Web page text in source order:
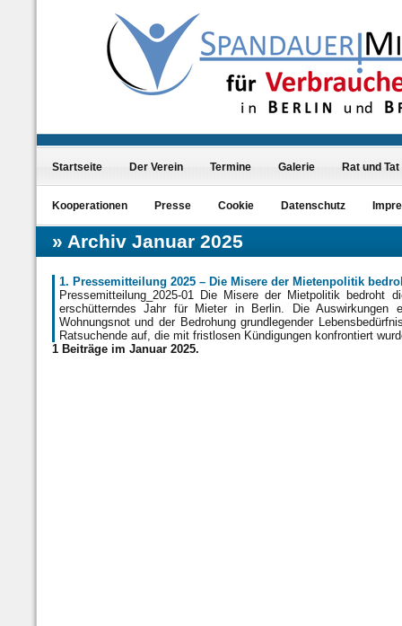
Startseite Der Verein Termine Galerie Rat und Tat
Kooperationen Presse Cookie Datenschutz
Archiv Januar 2025
1. Pressemitteilung 2025 – Die Misere der Mietenpolitik
Pressemitteilung_2025-01 Die Misere der Mietpolitik
erschütterndes Jahr für Mieter in Berlin. Die Auswirkungen
Wohnungsnot und der Bedrohung grundlegender
Ratsuchende auf, die mit fristlosen Kündigungen konfrontiert
1 Beiträge im Januar 2025.